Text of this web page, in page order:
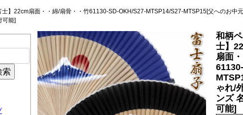
】22cm扇面・・綿/扇骨・・竹61130-SD-OKH/S27-MTSP14/S27-MTSP15[父へのお中
可能]
索
和柄
士】
扇面
ゃれ/
ンズ
可能]